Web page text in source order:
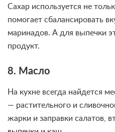
Сахар используется не
помогает сбалансировать
маринадов. А для выпечки
продукт.
8. Масло
На кухне всегда найдется
— растительного и
жарки и заправки салатов,